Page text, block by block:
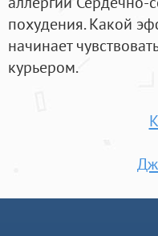
похудения. Какой
начинает
курьером.